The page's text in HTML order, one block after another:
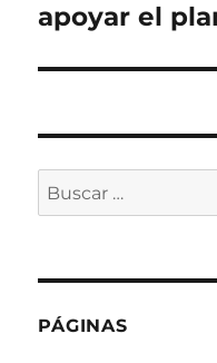
siguiente:
apoyar el
Buscar
por:
PÁGINAS